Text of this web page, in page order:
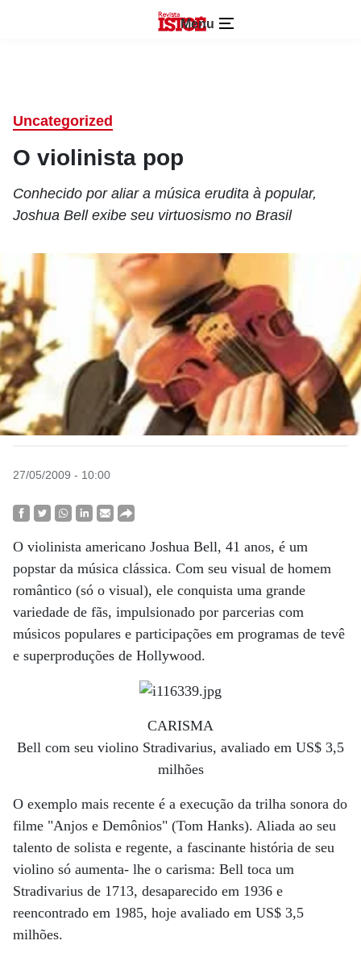
Menu
Uncategorized
O violinista pop
Conhecido por aliar a música erudita à popular,
Joshua Bell exibe seu virtuosismo no Brasil
27/05/2009 - 10:00
O violinista americano Joshua Bell, 41 anos, é um
popstar da música clássica. Com seu visual de homem
romântico (só o visual), ele conquista uma grande
variedade de fãs, impulsionado por parcerias com
músicos populares e participações em programas de tevê
e superproduções de Hollywood.
CARISMA
Bell com seu violino Stradivarius, avaliado em US$ 3,5
milhões
O exemplo mais recente é a execução da trilha sonora do
filme "Anjos e Demônios" (Tom Hanks). Aliada ao seu
talento de solista e regente, a fascinante história de seu
violino só aumenta- lhe o carisma: Bell toca um
Stradivarius de 1713, desaparecido em 1936 e
reencontrado em 1985, hoje avaliado em US$ 3,5
milhões.